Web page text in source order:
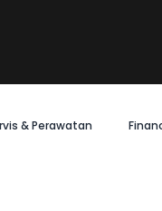
& Perawatan